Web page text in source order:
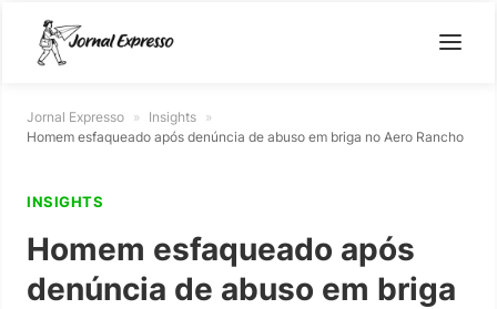
Jornal Expresso » Insights »
Homem esfaqueado após denúncia de abuso em briga no Aero Rancho
INSIGHTS
Homem esfaqueado após
denúncia de abuso em briga